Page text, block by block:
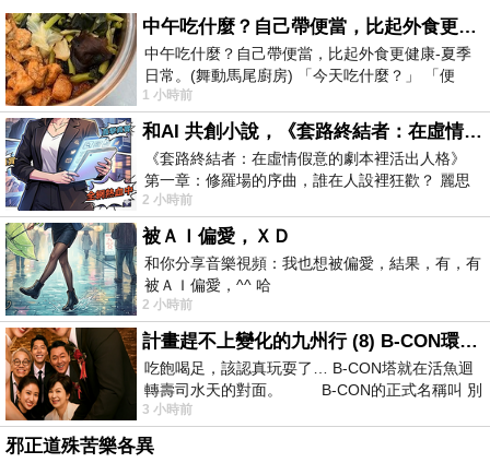
中午吃什麼？自己帶便當，比起外食更健康-夏季日常。(舞動馬尾廚房)
中午吃什麼？自己帶便當，比起外食更健康-夏季
日常。(舞動馬尾廚房) 「今天吃什麼？」 「便
當？麵？還是炒飯？」 每天都在選擇
1 小時前
和AI 共創小說，《套路終結者：在虛情假意的劇本裡活出人格》
《套路終結者：在虛情假意的劇本裡活出人格》
第一章：修羅場的序曲，誰在人設裡狂歡？ 麗思
卡爾頓酒店的總統套房內，燈光昏
2 小時前
被ＡＩ偏愛，ＸＤ
和你分享音樂視頻：我也想被偏愛，結果，有，有
被ＡＩ偏愛，^^ 哈
2 小時前
計畫趕不上變化的九州行 (8) B-CON環球塔
吃飽喝足，該認真玩耍了… B-CON塔就在活魚迴
轉壽司水天的對面。 B-CON的正式名稱叫 別
3 小時前
邪正道殊苦樂各異